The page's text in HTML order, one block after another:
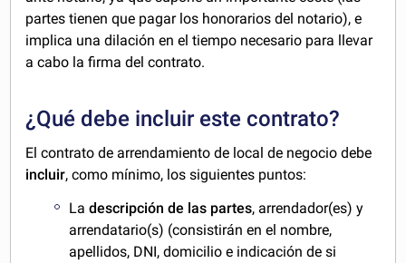
partes tienen que pagar los honorarios del notario), e
implica una dilación en el tiempo necesario para llevar
a cabo la firma del contrato.
¿Qué debe incluir este contrato?
El contrato de arrendamiento de local de negocio debe
incluir, como mínimo, los siguientes puntos:
Ladescripción de las partes, arrendador(es) y
arrendatario(s) (consistirán en el nombre,
apellidos, DNI, domicilio e indicación de si